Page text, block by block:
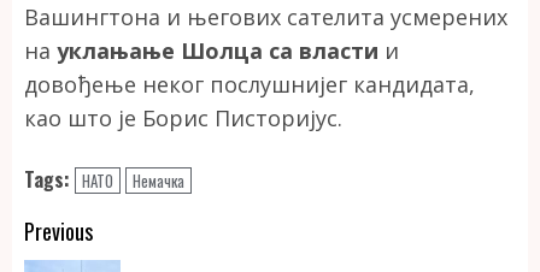
Вашингтона и његових сателита усмерених
на уклањање Шолца са власти и
довођење неког послушнијег кандидата,
као што је Борис Писторијус.
Tags: НАТО Немачка
Continue
Previous